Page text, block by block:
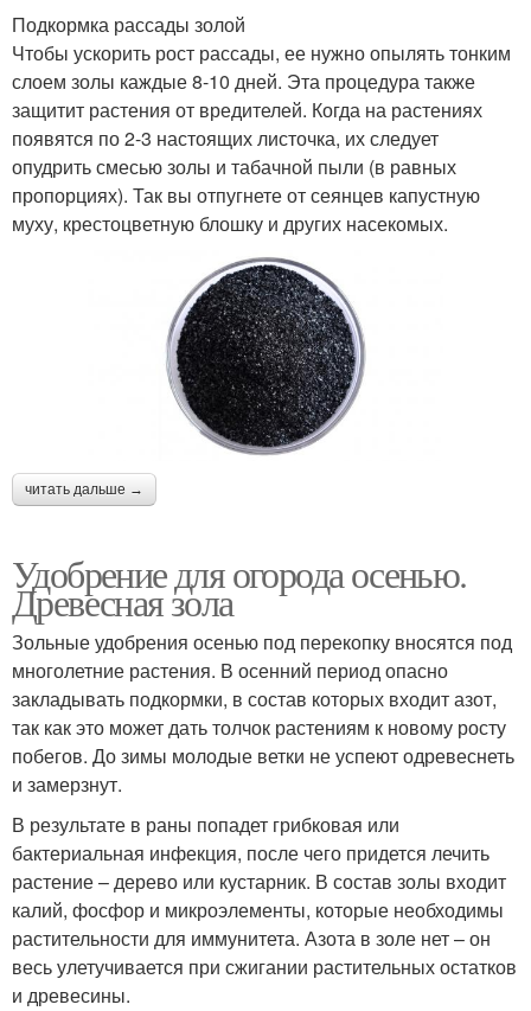
Подкормка рассады золой
Чтобы ускорить рост рассады, ее нужно опылять тонким
слоем золы каждые 8-10 дней. Эта процедура также
защитит растения от вредителей. Когда на растениях
появятся по 2-3 настоящих листочка, их следует
опудрить смесью золы и табачной пыли (в равных
пропорциях). Так вы отпугнете от сеянцев капустную
муху, крестоцветную блошку и других насекомых.
читать дальше →
Удобрение для огорода осенью.
Древесная зола
Зольные удобрения осенью под перекопку вносятся под
многолетние растения. В осенний период опасно
закладывать подкормки, в состав которых входит азот,
так как это может дать толчок растениям к новому росту
побегов. До зимы молодые ветки не успеют одревеснеть
и замерзнут.
В результате в раны попадет грибковая или
бактериальная инфекция, после чего придется лечить
растение – дерево или кустарник. В состав золы входит
калий, фосфор и микроэлементы, которые необходимы
растительности для иммунитета. Азота в золе нет – он
весь улетучивается при сжигании растительных остатков
и древесины.